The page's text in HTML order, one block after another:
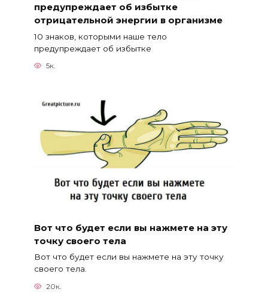
предупреждает об избытке
отрицательной энергии в организме
10 знаков, которыми наше тело
предупреждает об избытке
5к.
Вот что будет если вы нажмете на эту
точку своего тела
Вот что будет если вы нажмете на эту точку
своего тела.
20к.